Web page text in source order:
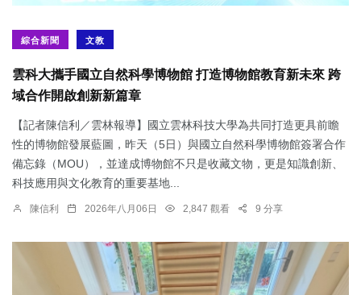
綜合新聞 文教
雲科大攜手國立自然科學博物館 打造博物館教育新未來 跨
域合作開啟創新新篇章
【記者陳信利／雲林報導】國立雲林科技大學為共同打造更具前瞻
性的博物館發展藍圖，昨天（5日）與國立自然科學博物館簽署合作
備忘錄（MOU），並達成博物館不只是收藏文物，更是知識創新、
科技應用與文化教育的重要基地...
陳信利 2026年八月06日 2,847 觀看 9 分享